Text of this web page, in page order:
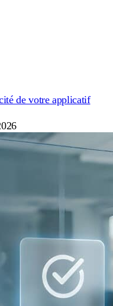
de votre applicatif